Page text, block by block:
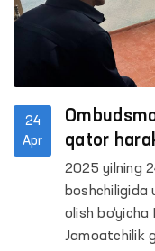
24
Apr
qator
yopiq
o‘rganildi
2025 yilning
boshchiligida
olish
Jamoatchilik